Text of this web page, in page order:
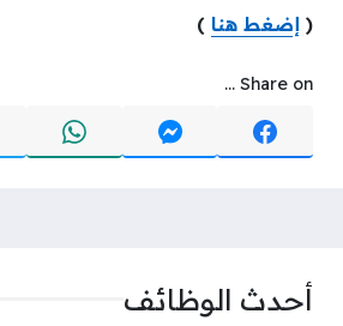
( إضغط هنا )
Share on ...
أحدث الوظائف